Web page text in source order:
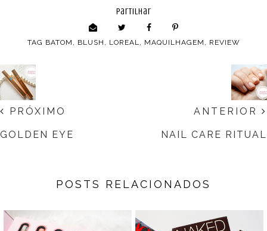
partilhar
TAG BATOM , BLUSH , LOREAL, MAQUILHAGEM , REVIEW
ANTERIOR
NAIL CARE RITUAL
PRÓXIMO
GOLDEN EYE
POSTS RELACIONADOS